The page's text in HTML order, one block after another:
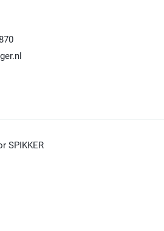
SPIKKER